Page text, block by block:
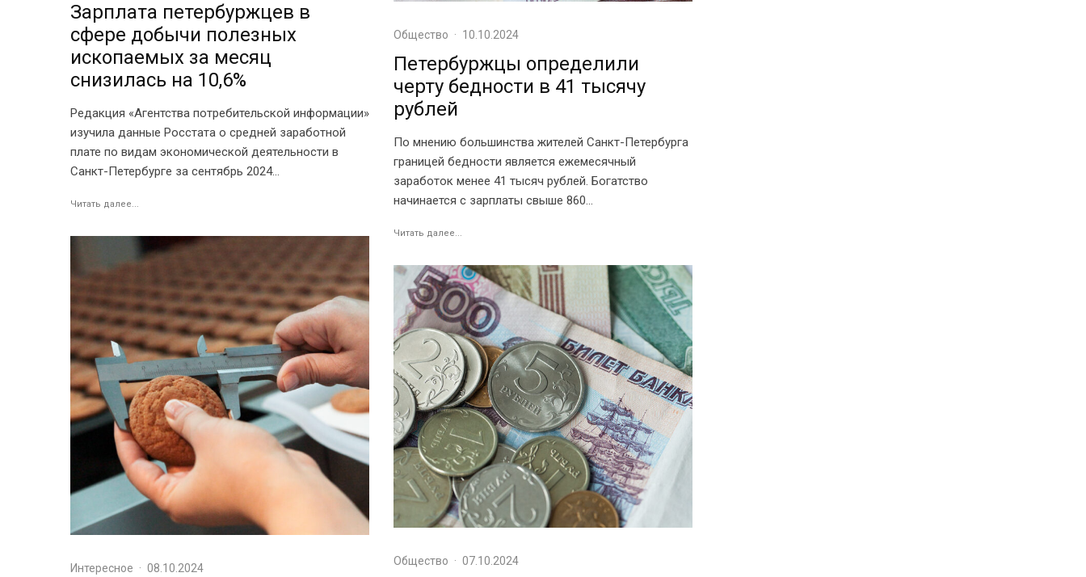
Зарплата петербуржцев в
сфере добычи полезных
ископаемых за месяц
снизилась на 10,6%
Редакция «Агентства потребительской информации»
изучила данные Росстата о средней заработной
плате по видам экономической деятельности в
Санкт-Петербурге за сентябрь 2024...
Читать далее...
Интересное · 08.10.2024
Общество · 10.10.2024
Петербуржцы определили
черту бедности в 41 тысячу
рублей
По мнению большинства жителей Санкт-Петербурга
границей бедности является ежемесячный
заработок менее 41 тысяч рублей. Богатство
начинается с зарплаты свыше 860...
Читать далее...
Общество · 07.10.2024